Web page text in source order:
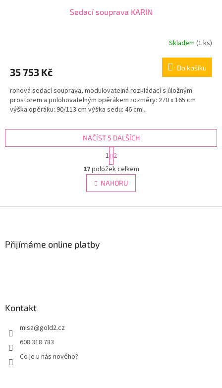
Sedací souprava KARIN
Skladem (1 ks)
35 753 Kč Do košíku
rohová sedací souprava, modulovatelná rozkládací s úložným
prostorem a polohovatelným opěrákem rozměry: 270 x 165 cm
výška opěráku: 90/113 cm výška sedu: 46 cm...
O
v
l
á
NAČÍST 5 DALŠÍCH
S
t
r
á
n
k
v
1 2
17položek celkem
NAHORU
Přijímáme online platby
Kontakt
misa@gold2.cz
608 318 783
Co je u nás nového?